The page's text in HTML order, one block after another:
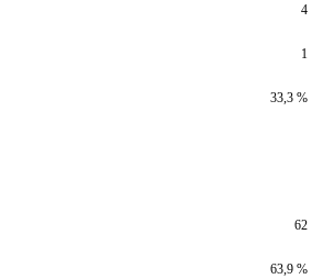
4
1
33,3 %
62
63,9 %